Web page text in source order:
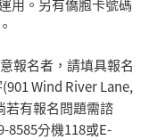
用。 另有僑胞卡號碼
。
報名者，請填具報名
Wind River Lane,
若有報名問題需諮
8585分機118或E-